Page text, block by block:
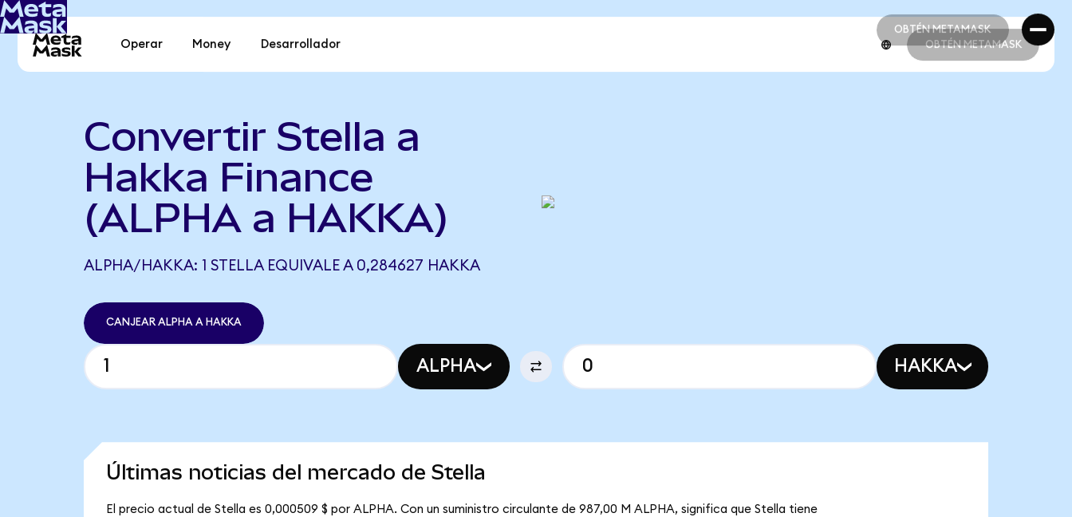
OBTÉN METAMASK
OBTÉN METAMASK
Operar Money Desarrollador OBTÉN METAMASK
Convertir Stella a
Hakka Finance
(ALPHA a HAKKA)
ALPHA/HAKKA: 1 STELLA EQUIVALE A 0,284627 HAKKA
CANJEAR ALPHA A HAKKA
ALPHA HAKKA
Últimas noticias del mercado de Stella
El precio actual de Stella es 0,000509 $ por ALPHA. Con un suministro circulante de 987,00 M ALPHA, significa que Stella tiene